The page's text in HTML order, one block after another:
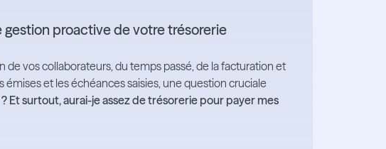
gestion proactive de votre trésorerie
de vos collaborateurs, du temps passé, de la facturation et
et les échéances saisies, une question cruciale
Et surtout, aurai-je assez de trésorerie pour payer mes